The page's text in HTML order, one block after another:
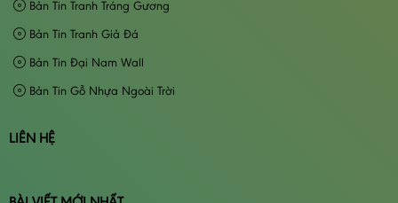
Bản Tin Tranh Tráng Gương
Bản Tin Tranh Giả Đá
Bản Tin Đại Nam Wall
Bản Tin Gỗ Nhựa Ngoài Trời
LIÊN HỆ